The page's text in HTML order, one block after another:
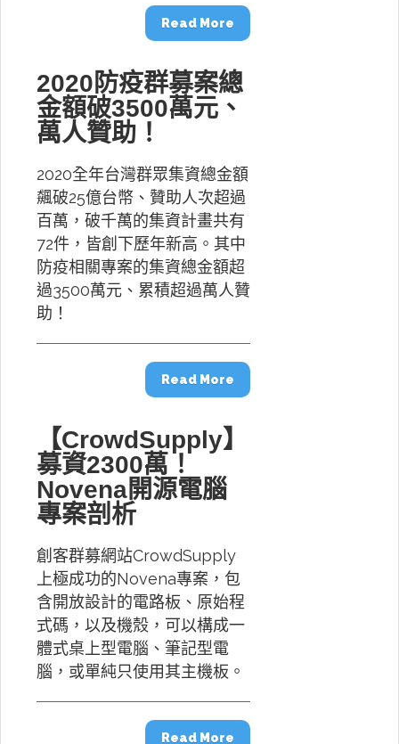
Read More
2020防疫群募案總
金額破3500萬元、
萬人贊助！
2020全年台灣群眾集資總金額
飆破25億台幣、贊助人次超過
百萬，破千萬的集資計畫共有
72件，皆創下歷年新高。其中
防疫相關專案的集資總金額超
過3500萬元、累積超過萬人贊
助！
Read More
【CrowdSupply】
募資2300萬！
Novena開源電腦
專案剖析
創客群募網站CrowdSupply
上極成功的Novena專案，包
含開放設計的電路板、原始程
式碼，以及機殼，可以構成一
體式桌上型電腦、筆記型電
腦，或單純只使用其主機板。
Read More